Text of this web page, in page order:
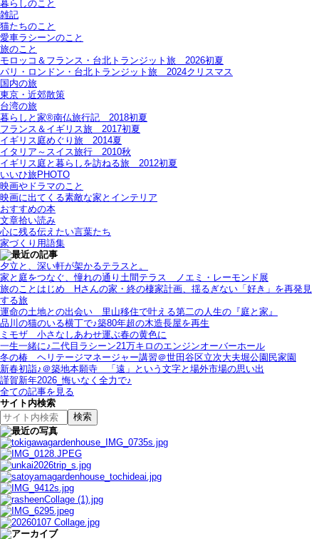
暮らしのこと
雑記
猫たちのこと
愛車ラシーンのこと
旅のこと
モロッコ＆フランス・台北トランジット旅＿2026初夏
パリ・ロンドン・台北トランジット旅＿2024クリスマス
国内の旅
東京・近郊散策
台湾の旅
暮らしと家®南仏旅行記＿2018初夏
フランス＆イギリス旅＿2017初夏
イギリス庭めぐり旅＿2014夏
イタリア～スイス旅行 2010秋
イギリス庭と暮らしを訪ねる旅＿2012初夏
いいひ旅PHOTO
映画やドラマのこと
映画に出てくる素敵な家とインテリア
おすすめの本
文章拾い読み
心に残る伝えたい言葉たち
家づくり用語集
夕立と、深い軒が架かるテラスと。
家と庭をつなぐ、憧れの通り土間テラス＿ノエミ・レーモンド展
旅のことはじめ＿Hさんの家・終の棲家計画、揺るぎない「好き」を再発見
する旅
運命の土地との出会い＿里山移住で叶える第二の人生の『庭と家』
品川の猫のいる横丁で♪築80年超の木造長屋を再生
ミモザ＿小さなしあわせ運ぶ春の黄色に
一生一緒に♪二代目ラシーン21万キロのエンジンオーバーホール
冬の椿＿ヘリテージマネージャー講習＠世田谷区立次大夫堀公園民家園
新春初詣♪＠築地本願寺＿「遠」という文字と場外市場の思い出
謹賀新年2026_悔いなく全力で♪
全ての記事を見る
サイト内検索